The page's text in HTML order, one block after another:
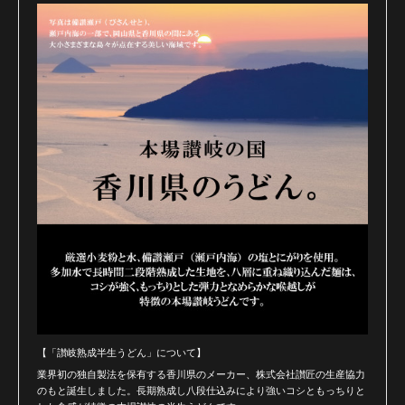
【「讃岐熟成半生うどん」について】
業界初の独自製法を保有する香川県のメーカー、株式会社讃匠の生産協力
のもと誕生しました。長期熟成し八段仕込みにより強いコシともっちりと